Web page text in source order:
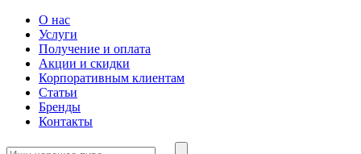
О нас
Услуги
Получение и оплата
Акции и скидки
Корпоративным клиентам
Статьи
Бренды
Контакты